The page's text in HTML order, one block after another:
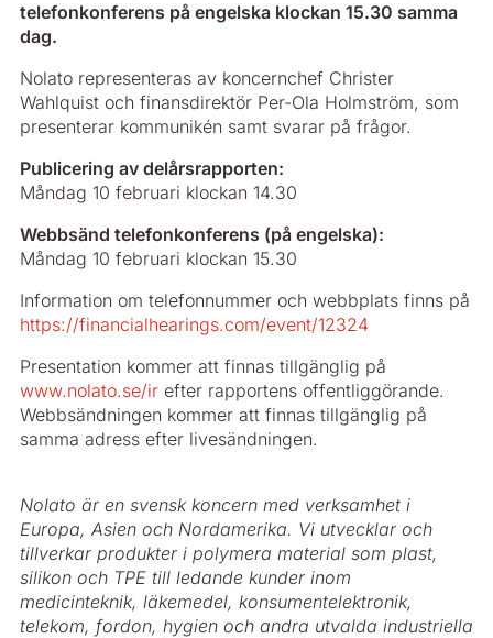
telefonkonferens på engelska klockan 15.30 samma
dag.
Nolato representeras av koncernchef Christer
Wahlquist och finansdirektör Per-Ola Holmström, som
presenterar kommunikén samt svarar på frågor.
Publicering av delårsrapporten:
Måndag 10 februari klockan 14.30
Webbsänd telefonkonferens (på engelska):
Måndag 10 februari klockan 15.30
Information om telefonnummer och webbplats finns på
https://financialhearings.com/event/12324
Presentation kommer att finnas tillgänglig på
www.nolato.se/ir efter rapportens offentliggörande.
Webbsändningen kommer att finnas tillgänglig på
samma adress efter livesändningen.
Nolato är en svensk koncern med verksamhet i
Europa, Asien och Nordamerika. Vi utvecklar och
tillverkar produkter i polymera material som plast,
silikon och TPE till ledande kunder inom
medicinteknik, läkemedel, konsumentelektronik,
telekom, fordon, hygien och andra utvalda industriella